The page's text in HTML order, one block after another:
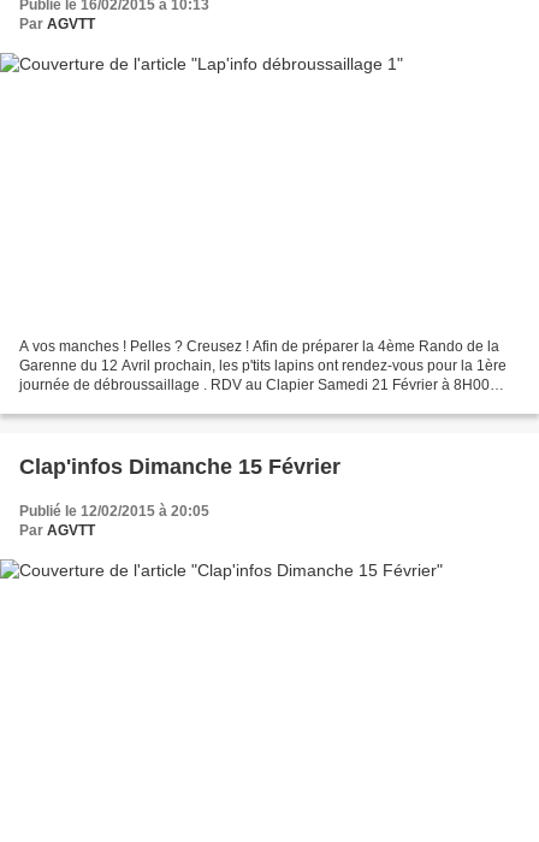
Publié le 16/02/2015 à 10:13
Par AGVTT
A vos manches ! Pelles ? Creusez ! Afin de préparer la 4ème Rando de la
Garenne du 12 Avril prochain, les p'tits lapins ont rendez-vous pour la 1ère
journée de débroussaillage . RDV au Clapier Samedi 21 Février à 8H00
Clap'infos Dimanche 15 Février
Publié le 12/02/2015 à 20:05
Par AGVTT